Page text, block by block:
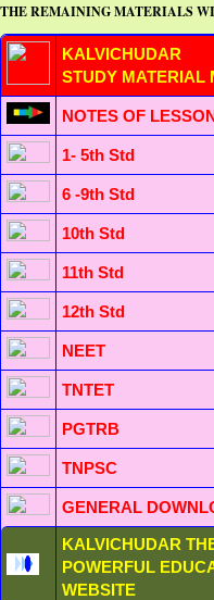
THE REMAINING MATERIALS
KALVICHUDAR
STUDY MATERIAL
NOTES OF
1- 5th Std
6 -9th Std
10th Std
11th Std
12th Std
NEET
TNTET
PGTRB
TNPSC
GENERAL
KALVICHUDAR
POWERFUL
WEBSITE